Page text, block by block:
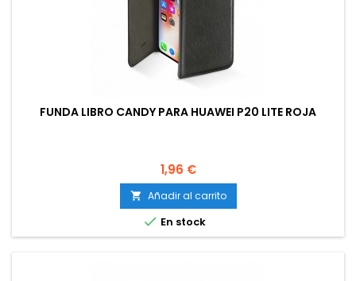
FUNDA LIBRO CANDY PARA HUAWEI P20 LITE ROJA
Precio
1,96 €
 Añadir al carrito
 En stock